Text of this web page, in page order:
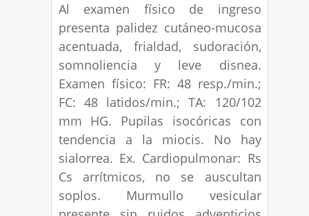
Al examen físico de ingreso
presenta palidez cutáneo-mucosa
acentuada, frialdad, sudoración,
somnoliencia y leve disnea.
Examen físico: FR: 48 resp./min.;
FC: 48 latidos/min.; TA: 120/102
mm HG. Pupilas isocóricas con
tendencia a la miocis. No hay
sialorrea. Ex. Cardiopulmonar: Rs
Cs arrítmicos, no se auscultan
soplos. Murmullo vesicular